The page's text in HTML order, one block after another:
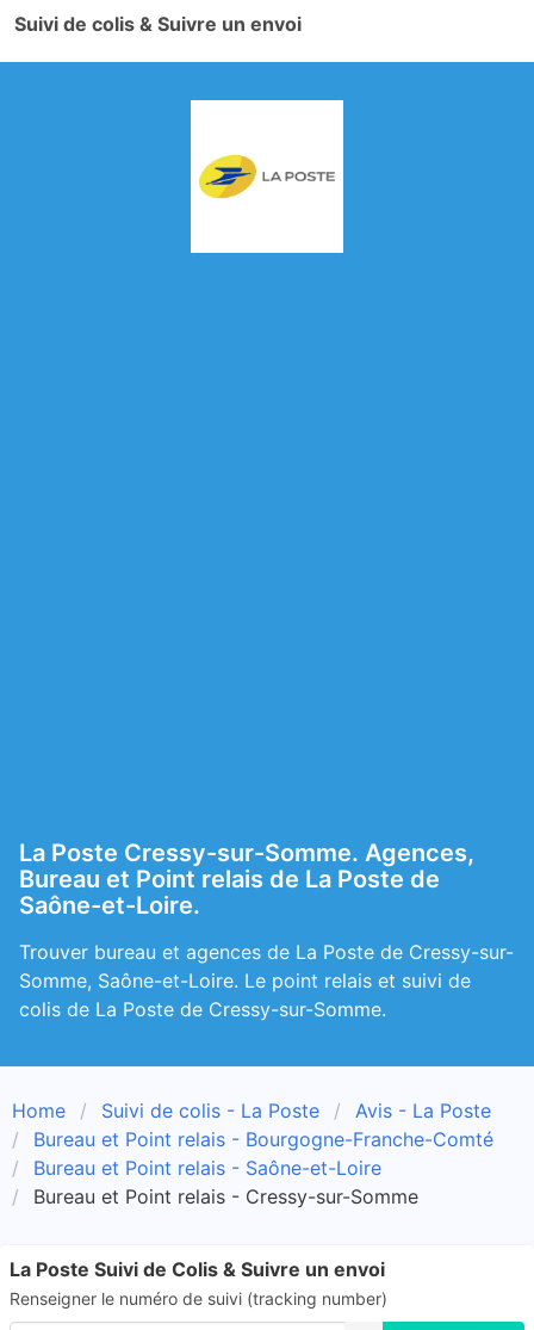
Suivi de colis & Suivre un envoi
La Poste Cressy-sur-Somme. Agences,
Bureau et Point relais de La Poste de
Saône-et-Loire.
Trouver bureau et agences de La Poste de Cressy-sur-
Somme, Saône-et-Loire. Le point relais et suivi de
colis de La Poste de Cressy-sur-Somme.
Home Suivi de colis - La Poste
Avis - La Poste
Bureau et Point relais - Bourgogne-Franche-Comté
Bureau et Point relais - Saône-et-Loire
Bureau et Point relais - Cressy-sur-Somme
La Poste Suivi de Colis & Suivre un envoi
Renseigner le numéro de suivi (tracking number)